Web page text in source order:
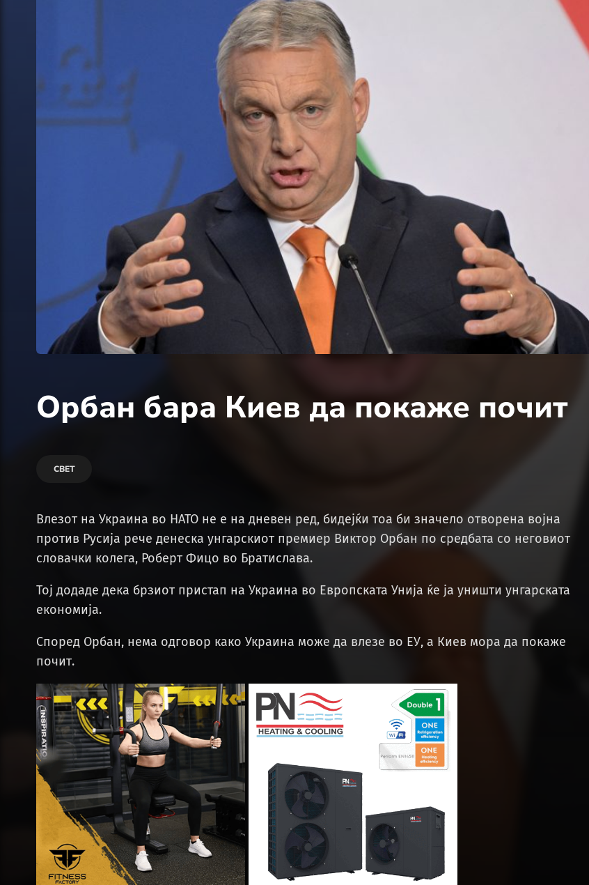
Орбан бара Киев да покаже почит
СВЕТ
Влезот на Украина во НАТО не е на дневен ред, бидејќи тоа би значело отворена војна
против Русија рече денеска унгарскиот премиер Виктор Орбан по средбата со неговиот
словачки колега, Роберт Фицо во Братислава.
Тој додаде дека брзиот пристап на Украина во Европската Унија ќе ја уништи унгарската
економија.
Според Орбан, нема одговор како Украина може да влезе во ЕУ, а Киев мора да покаже
почит.